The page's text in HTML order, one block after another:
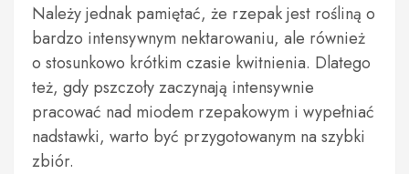
Należy jednak pamiętać, że rzepak jest rośliną o
bardzo intensywnym nektarowaniu, ale również
o stosunkowo krótkim czasie kwitnienia. Dlatego
też, gdy pszczoły zaczynają intensywnie
pracować nad miodem rzepakowym i wypełniać
nadstawki, warto być przygotowanym na szybki
zbiór.